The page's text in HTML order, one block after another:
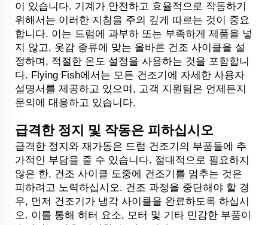
이 있습니다. 기계가 안전하고 효율적으로 작동하기
위해서는 이러한 지침을 주의 깊게 따르는 것이 중요
합니다. 이는 드럼에 과부하 또는 부족하게 제품을 넣
지 않고, 옷감 종류에 맞는 올바른 건조 사이클을 설
정하며, 적절한 온도 설정을 사용하는 것을 포함합니
다. Flying Fish에서는 모든 건조기에 자세한 사용자
설명서를 제공하고 있으며, 고객 지원팀은 언제든지
문의에 대응하고 있습니다.
급격한 정지 및 작동은 피하십시오
급격한 정지와 재가동은 드럼 건조기의 부품들에 추
가적인 부담을 줄 수 있습니다. 절대적으로 필요하지
않은 한, 건조 사이클 도중에 건조기를 멈추는 것은
피하려고 노력하십시오. 건조 과정을 중단해야 할 경
우, 먼저 건조기가 냉각 사이클을 완료하도록 하십시
오. 이를 통해 히터 요소, 모터 및 기타 민감한 부품이